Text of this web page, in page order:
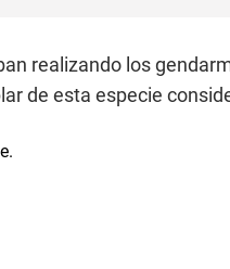
realizando los
de esta especie